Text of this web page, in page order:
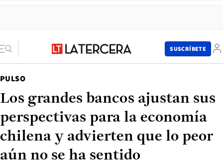
SUSCRÍBETE
PULSO
Los grandes bancos ajustan sus
perspectivas para la economía
chilena y advierten que lo peor
aún no se ha sentido